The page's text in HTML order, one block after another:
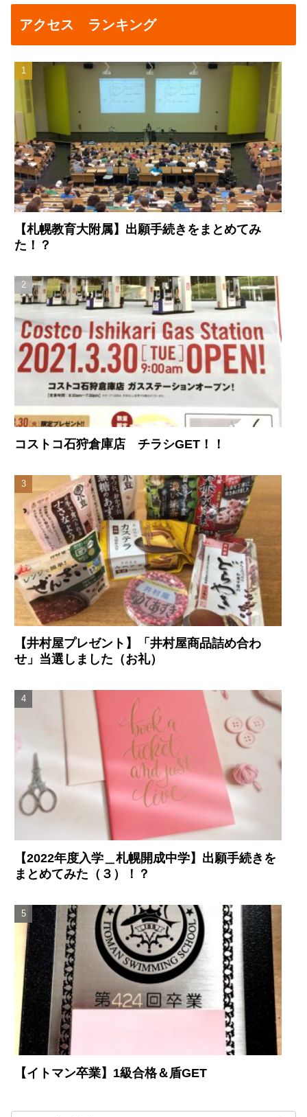
アクセス ランキング
【札幌教育大附属】出願手続きをまとめてみ
た！？
コストコ石狩倉庫店 チラシGET！！
【井村屋プレゼント】「井村屋商品詰め合わ
せ」当選しました（お礼）
【2022年度入学＿札幌開成中学】出願手続きを
まとめてみた（３）！？
【イトマン卒業】1級合格＆盾GET